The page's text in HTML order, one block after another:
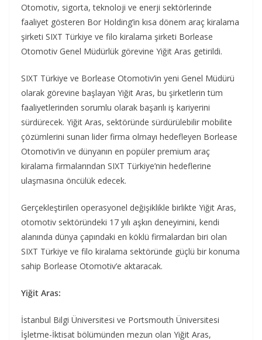
Otomotiv, sigorta, teknoloji ve enerji sektörlerinde
faaliyet gösteren Bor Holding’in kısa dönem araç kiralama
şirketi SIXT Türkiye ve filo kiralama şirketi Borlease
Otomotiv Genel Müdürlük görevine Yiğit Aras getirildi.
SIXT Türkiye ve Borlease Otomotiv’in yeni Genel Müdürü
olarak görevine başlayan Yiğit Aras, bu şirketlerin tüm
faaliyetlerinden sorumlu olarak başarılı iş kariyerini
sürdürecek. Yiğit Aras, sektöründe sürdürülebilir mobilite
çözümlerini sunan lider firma olmayı hedefleyen Borlease
Otomotiv’in ve dünyanın en popüler premium araç
kiralama firmalarından SIXT Türkiye’nin hedeflerine
ulaşmasına öncülük edecek.
Gerçekleştirilen operasyonel değişiklikle birlikte Yiğit Aras,
otomotiv sektöründeki 17 yılı aşkın deneyimini, kendi
alanında dünya çapındaki en köklü firmalardan biri olan
SIXT Türkiye ve filo kiralama sektöründe güçlü bir konuma
sahip Borlease Otomotiv’e aktaracak.
Yiğit Aras:
İstanbul Bilgi Üniversitesi ve Portsmouth Üniversitesi
İşletme-İktisat bölümünden mezun olan Yiğit Aras,